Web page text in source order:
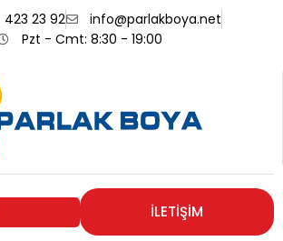
423 23 92
info@parlakboya.net
Pzt - Cmt: 8:30 - 19:00
İLETİŞİM